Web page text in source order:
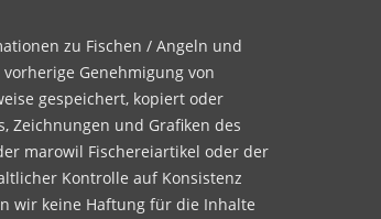
zu Fischen / Angeln und
Genehmigung von
gespeichert, kopiert oder
Zeichnungen und Grafiken des
marowil Fischereiartikel oder der
Kontrolle auf Konsistenz
wir keine Haftung für die Inhalte